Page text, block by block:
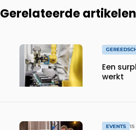
Gerelateerde artikelen
Een
werkt
EVENTS